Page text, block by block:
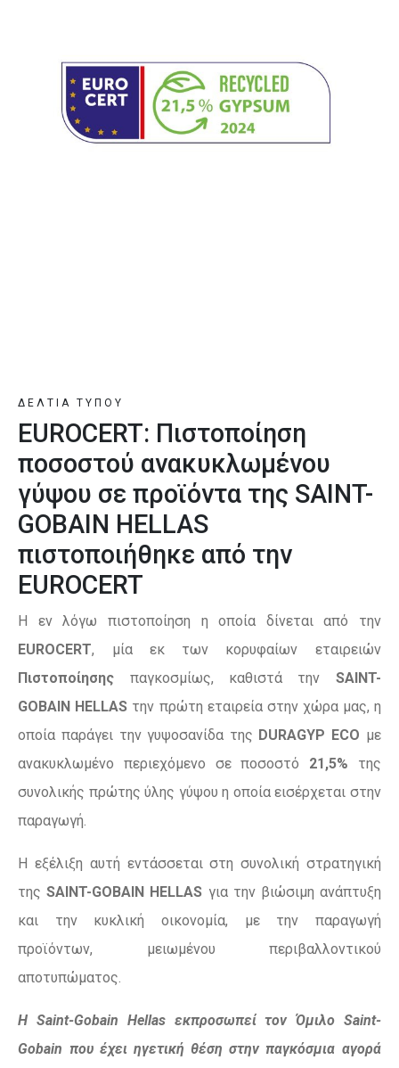
ΔΕΛΤΙΑ ΤΥΠΟΥ
EUROCERT: Πιστοποίηση
ποσοστού ανακυκλωμένου
γύψου σε προϊόντα της SAINT-
GOBAIN HELLAS
πιστοποιήθηκε από την
EUROCERT
Η εν λόγω πιστοποίηση η οποία δίνεται από την
EUROCERT, μία εκ των κορυφαίων εταιρειών
Πιστοποίησης παγκοσμίως, καθιστά την SAINT-
GOBAIN HELLAS την πρώτη εταιρεία στην χώρα μας, η
οποία παράγει την γυψοσανίδα της DURAGYP ECO με
ανακυκλωμένο περιεχόμενο σε ποσοστό 21,5% της
συνολικής πρώτης ύλης γύψου η οποία εισέρχεται στην
παραγωγή.
Η εξέλιξη αυτή εντάσσεται στη συνολική στρατηγική
τηςSAINT-GOBAIN HELLAS για την βιώσιμη ανάπτυξη
και την κυκλική οικονομία, με την παραγωγή
προϊόντων, μειωμένου περιβαλλοντικού
αποτυπώματος.
ΗSaint-Gobain Ηellas εκπροσωπεί τον Όμιλο Saint-
Gobain που έχει ηγετική θέση στην παγκόσμια αγορά